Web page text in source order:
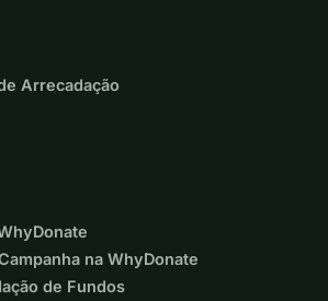
Arrecadação
na WhyDonate
de Fundos